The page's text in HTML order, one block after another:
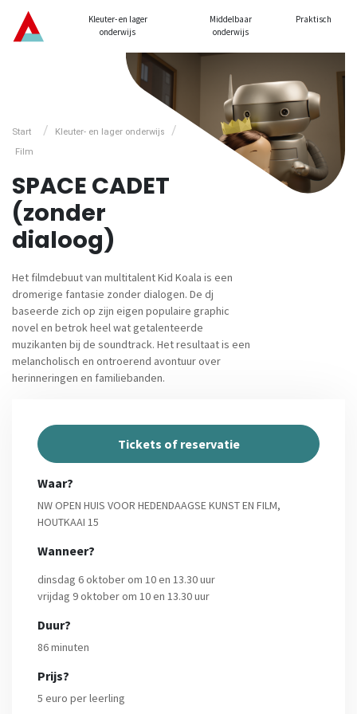
Kleuter- en lager
onderwijs
Middelbaar
onderwijs
Praktisch
Start / Kleuter- en lager onderwijs /
Film
SPACE CADET
(zonder
dialoog)
Het filmdebuut van multitalent Kid Koala is een
dromerige fantasie zonder dialogen. De dj
baseerde zich op zijn eigen populaire graphic
novel en betrok heel wat getalenteerde
muzikanten bij de soundtrack. Het resultaat is een
melancholisch en ontroerend avontuur over
herinneringen en familiebanden.
Tickets of reservatie
Waar?
NW OPEN HUIS VOOR HEDENDAAGSE KUNST EN FILM,
HOUTKAAI 15
Wanneer?
dinsdag 6 oktober om 10 en 13.30 uur
vrijdag 9 oktober om 10 en 13.30 uur
Duur?
86 minuten
Prijs?
5 euro per leerling